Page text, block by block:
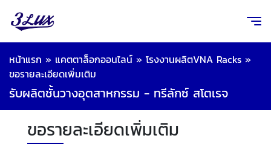
หน้าแรก » แคตตาล็อกออนไลน์ » โรงงานผลิตVNA Racks »
ขอรายละเอียดเพิ่มเติม
รับผลิตชั้นวางอุตสาหกรรม - ทรีลักซ์ สโตเรจ
ขอรายละเอียดเพิ่มเติม